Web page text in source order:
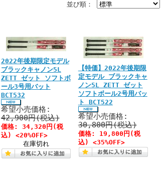
並び順：
2022年後期限定モデル
ブラックキャノン5L
ZETT ゼット ソフトボ
ール3号用バット
BCT532
希望小売価格:
42,900円(税込)
価格: 34,320円 (税
込) <20%OFF>
在庫切れ
【特価】2022年後期限
定モデル ブラックキャ
ノン5L ZETT ゼット
ソフトボール2号用バッ
ト BCT522
希望小売価格:
30,800円(税込)
価格: 19,800円 (税
込) <35%OFF>